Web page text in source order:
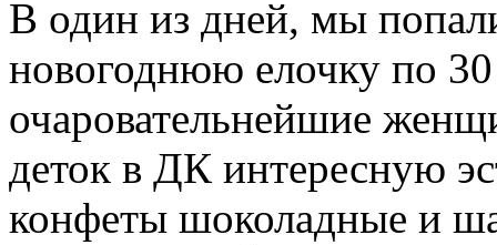
В один из дней, мы
новогоднюю елочку по
очаровательнейшие
деток в ДК интересную
конфеты шоколадные и